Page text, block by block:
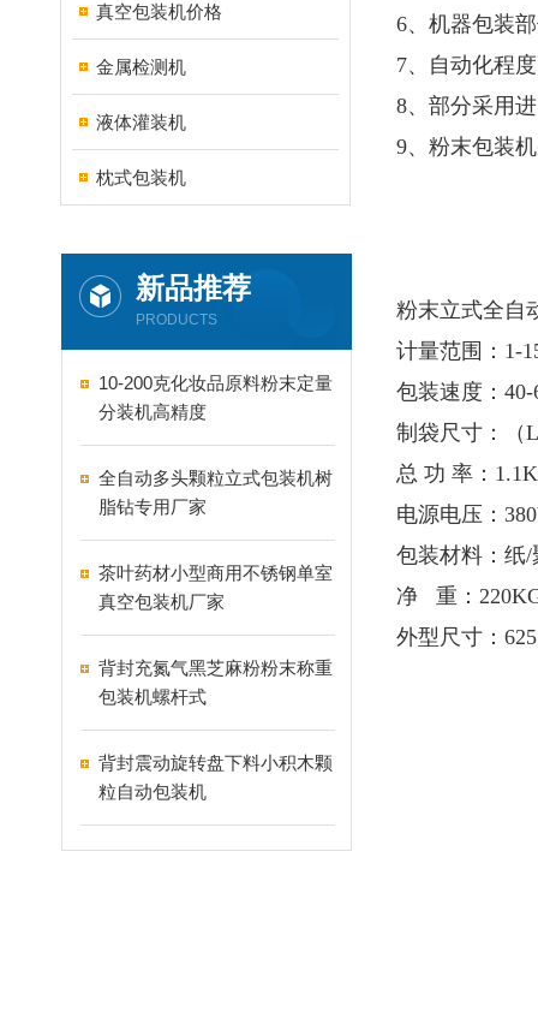
真空包装机价格
金属检测机
液体灌装机
枕式包装机
新品推荐
PRODUCTS
10-200克化妆品原料粉末定量
分装机高精度
全自动多头颗粒立式包装机树
脂钻专用厂家
茶叶药材小型商用不锈钢单室
真空包装机厂家
背封充氮气黑芝麻粉粉末称重
包装机螺杆式
背封震动旋转盘下料小积木颗
粒自动包装机
6、机器包装
7、自动化程
8、部分采用
9、粉末包装
粉末立式全自
计量范围：1-
包装速度：40-
制袋尺寸：（
总 功 率：
电源电压：
包装材料：纸
净 重：
外型尺寸：